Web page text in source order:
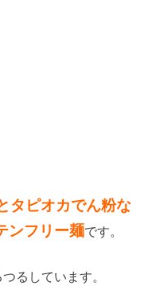
タピオカでん粉な
ンフリー麺です。
るしています。